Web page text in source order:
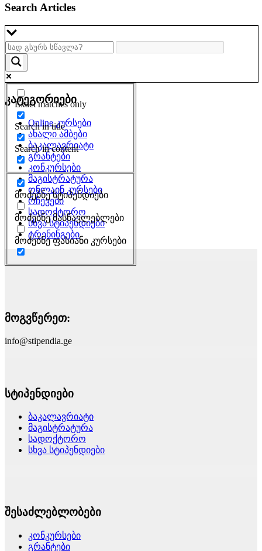
Search Articles
Exact matches only
Search in title
Search in content
მოძებნე სტიპენდიები
მოძებნე მასწავლებლები
მოძებნე ფასიანი კურსები
კატეგორიები
Online კურსები
ახალი ამბები
ბაკალავრიატი
გრანტები
კონკურსები
მაგისტრატურა
ონლაინ კურსები
რჩევები
სადოქტორო
სხვა სტიპენდიები
ტრენინგები
მოგვწერეთ:
info@stipendia.ge
სტიპენდიები
ბაკალავრიატი
მაგისტრატურა
სადოქტორო
სხვა სტიპენდიები
შესაძლებლობები
კონკურსები
გრანტები